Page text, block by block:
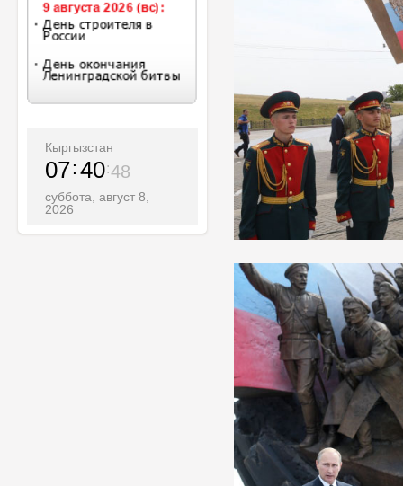
Кыргызстан
07 40 50
суббота, август 8,
2026